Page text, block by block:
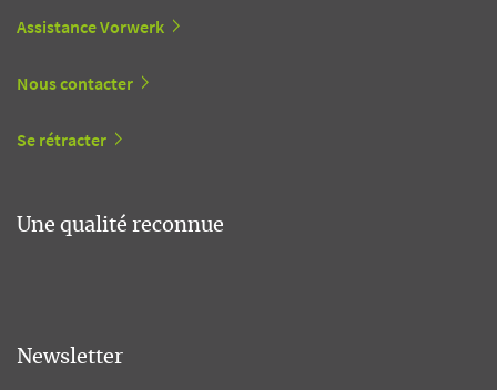
Assistance Vorwerk
Nous contacter
Se rétracter
Une qualité reconnue
Newsletter